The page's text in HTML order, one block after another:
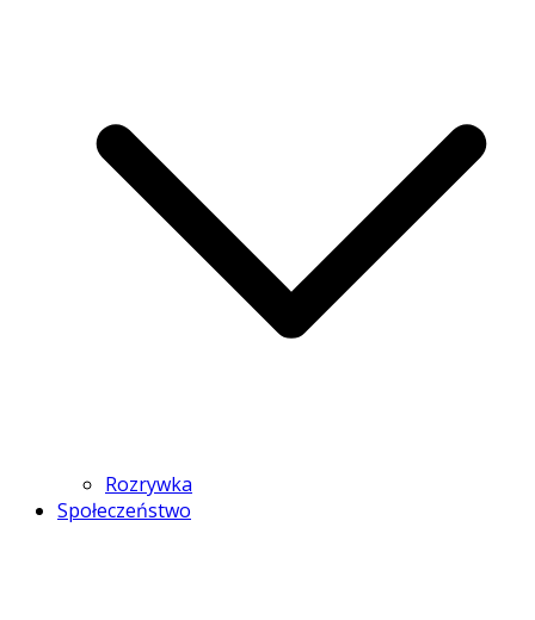
Rozrywka
Społeczeństwo